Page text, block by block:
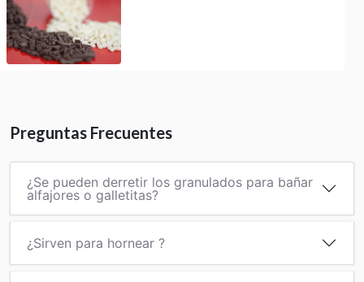
Preguntas Frecuentes
¿Se pueden derretir los granulados para bañar
alfajores o galletitas?
¿Sirven para hornear ?